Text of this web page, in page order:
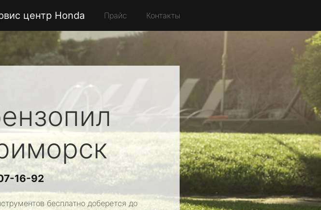
центр Honda Прайс Контакты
16-92
бесплатно доберется до